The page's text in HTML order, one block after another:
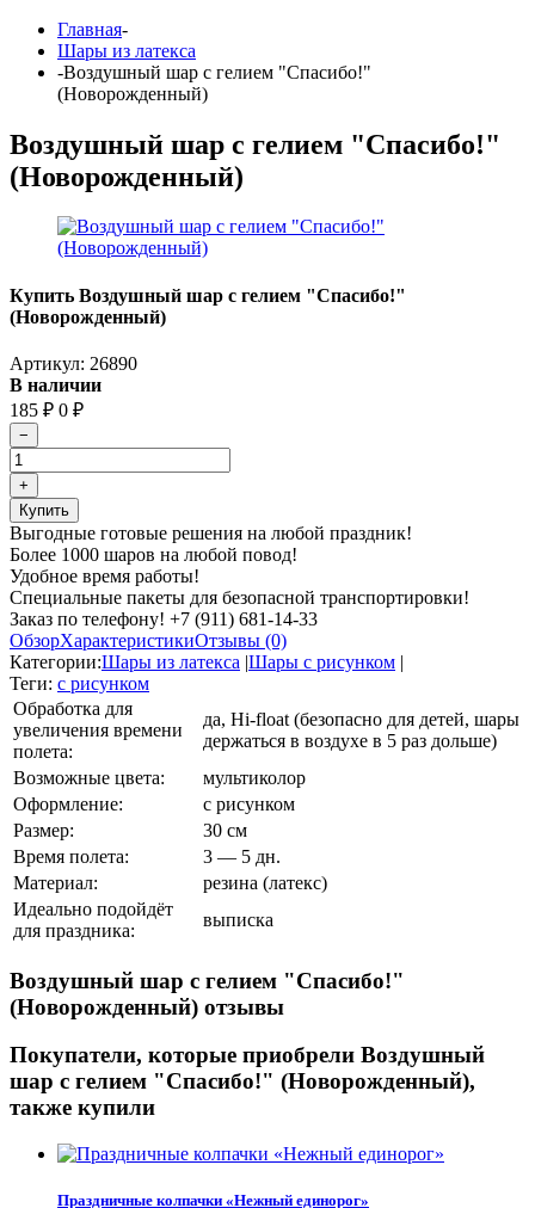
Главная-
Шары из латекса
-Воздушный шар с гелием "Спасибо!"
(Новорожденный)
Воздушный шар с гелием "Спасибо!"
(Новорожденный)
Купить Воздушный шар с гелием "Спасибо!"
(Новорожденный)
Артикул: 26890
В наличии
185 ₽ 0 ₽
Выгодные готовые решения на любой праздник!
Более 1000 шаров на любой повод!
Удобное время работы!
Специальные пакеты для безопасной транспортировки!
Заказ по телефону! +7 (911) 681-14-33
ОбзорХарактеристикиОтзывы (0)
Категории:Шары из латекса |Шары с рисунком |
Теги: с рисунком
Обработка для
увеличения времени
полета:
да, Hi-float (безопасно для детей, шары
держаться в воздухе в 5 раз дольше)
Возможные цвета:
мультиколор
Оформление:
с рисунком
Размер:
30 см
Время полета:
3 — 5 дн.
Материал:
резина (латекс)
Идеально подойдёт
для праздника:
выписка
Воздушный шар с гелием "Спасибо!"
(Новорожденный) отзывы
Покупатели, которые приобрели Воздушный
шар с гелием "Спасибо!" (Новорожденный),
также купили
Праздничные колпачки «Нежный единорог»